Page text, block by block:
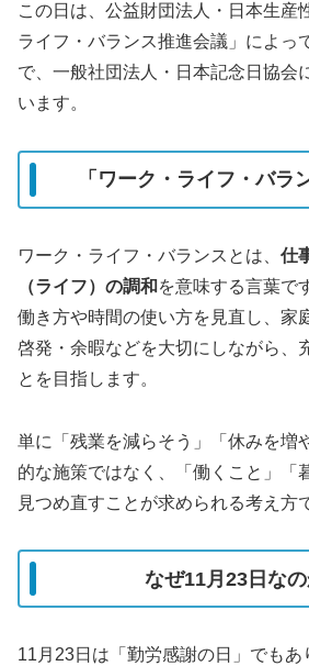
この日は、公益財団法人・日本生産
ライフ・バランス推進会議」によっ
で、一般社団法人・日本記念日協会
います。
「ワーク・ライフ・バラ
ワーク・ライフ・バランスとは、 仕
（ライフ）の調和 を意味する言葉で
働き方や時間の使い方を見直し、家
啓発・余暇などを大切にしながら、
とを目指します。
単に「残業を減らそう」「休みを増
的な施策ではなく、「働くこと」「
見つめ直すことが求められる考え方
なぜ11月23日なの
11月23日は「勤労感謝の日」でもあ